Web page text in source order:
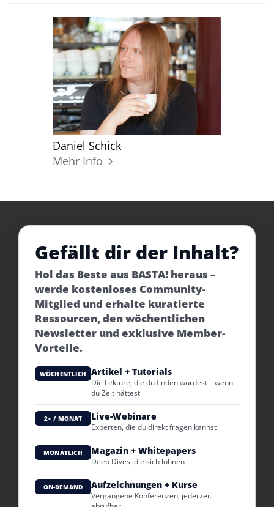
Daniel Schick
Mehr Info
Gefällt dir der Inhalt?
Hol das Beste aus BASTA! heraus –
werde kostenloses Community-
Mitglied und erhalte kuratierte
Ressourcen, den wöchentlichen
Newsletter und exklusive Member-
Vorteile.
WÖCHENTLICH Artikel + Tutorials
Die Lektüre, die du finden würdest – wenn
du Zeit hättest
2× / MONAT Live-Webinare
Experten, die du direkt fragen kannst
MONATLICH Magazin + Whitepapers
Deep Dives, die sich lohnen
ON-DEMAND Aufzeichnungen + Kurse
Vergangene Konferenzen, jederzeit